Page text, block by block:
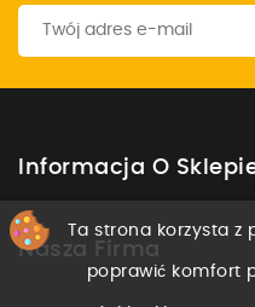
Informacja O
Nasza Firma
Ta strona korzysta
poprawić komfort